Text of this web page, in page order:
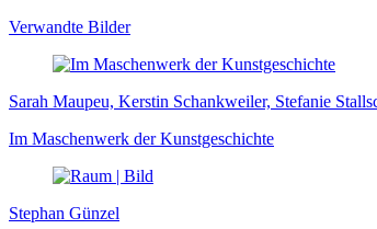
Verwandte Bilder
Sarah Maupeu, Kerstin Schankweiler, Stefanie
Im Maschenwerk der Kunstgeschichte
Stephan Günzel